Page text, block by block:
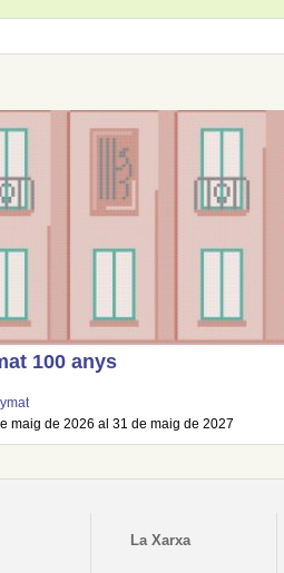
100 anys
maig de 2026 al 31 de maig de 2027
La Xarxa